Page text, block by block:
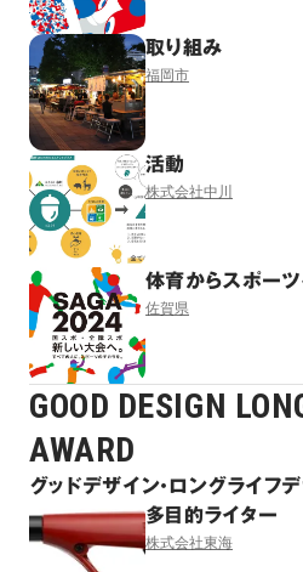
取り組み
福岡市
活動
株式会社中川
体育からスポー
佐賀県
GOOD DESIGN
AWARD
グッドデザイン・ロングライフ
多目的ライター
株式会社東海